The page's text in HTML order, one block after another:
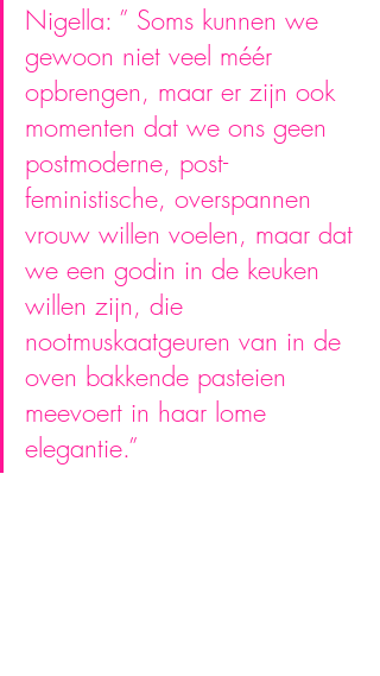
Nigella: ” Soms kunnen we
gewoon niet veel méér
opbrengen, maar er zijn ook
momenten dat we ons geen
postmoderne, post-
feministische, overspannen
vrouw willen voelen, maar dat
we een godin in de keuken
willen zijn, die
nootmuskaatgeuren van in de
oven bakkende pasteien
meevoert in haar lome
elegantie.”